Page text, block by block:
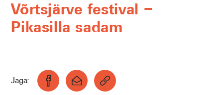
Võrtsjärve festival –
Pikasilla sadam
Jaga: